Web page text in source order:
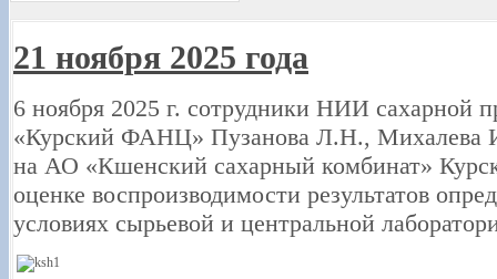
21 ноября 2025 года
6 ноября 2025 г. сотрудники НИИ
«Курский ФАНЦ» Пузанова Л.Н.,
на АО «Кшенский сахарный комбинат»
оценке воспроизводимости результатов
условиях сырьевой и центральной